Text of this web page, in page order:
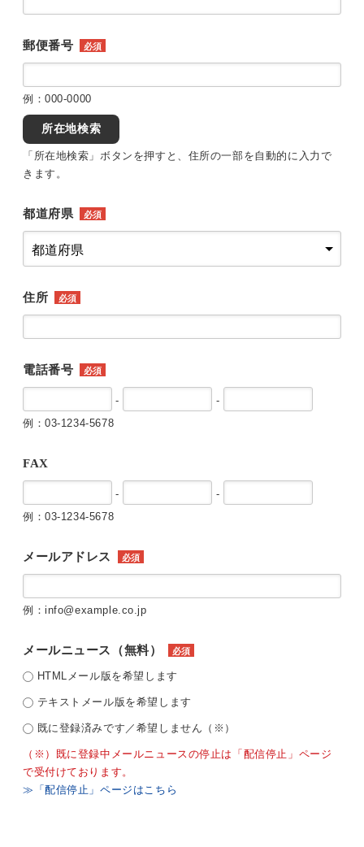
郵便番号 必須
例：000-0000
所在地検索
「所在地検索」ボタンを押すと、住所の一部を自動的に入力で
きます。
都道府県 必須
住所 必須
電話番号 必須
-
-
例：03-1234-5678
FAX
-
-
例：03-1234-5678
メールアドレス 必須
例：info@example.co.jp
メールニュース（無料） 必須
HTMLメール版を希望します
テキストメール版を希望します
既に登録済みです／希望しません（※）
（※）既に登録中メールニュースの停止は「配信停止」ページ
で受付けております。
≫「配信停止」ページはこちら